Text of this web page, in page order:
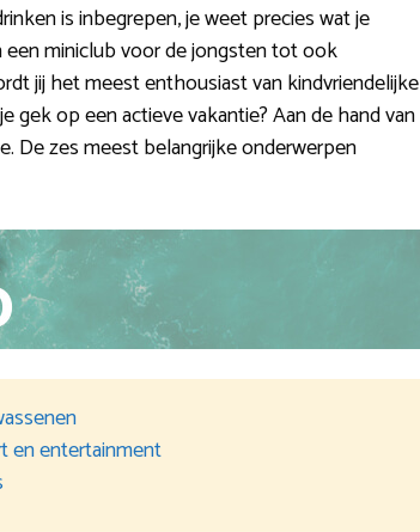
is inbegrepen, je weet precies wat je
miniclub voor de jongsten tot ook
jij het meest enthousiast van kindvriendelijke
op een actieve vakantie? Aan de hand van
De zes meest belangrijke onderwerpen
en entertainment